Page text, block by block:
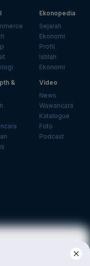
Ekonopedia
Sejarah
Ekonomi
Profil
Istilah
Ekonomi
&
Video
News
Wawancara
Katalogue
Foto
Podcast